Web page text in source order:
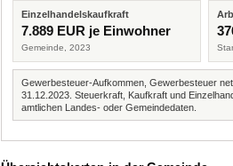
Einzelhandelskaufkraft
7.889 EUR je Einwohner
Gemeinde, 2023
Gewerbesteuer-Aufkommen, Gewerbesteuer
31.12.2023. Steuerkraft, Kaufkraft und
amtlichen Landes- oder Gemeindedaten.